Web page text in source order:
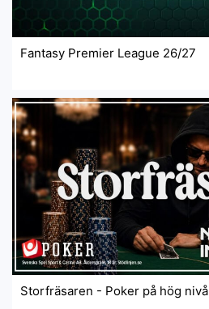
Fantasy Premier League 26/27
Storfräsaren - Poker på hög